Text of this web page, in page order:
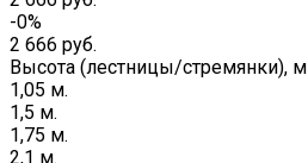
-0%
2 666 руб.
Высота (лестницы/стремянки), м
1,05 м.
1,5 м.
1,75 м.
2,1 м.